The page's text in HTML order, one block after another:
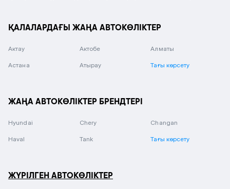
ҚАЛАЛАРДАҒЫ ЖАҢА АВТОКӨЛІКТЕР
Актау Актобе Алматы
Астана Атырау Тағы көрсету
ЖАҢА АВТОКӨЛІКТЕР БРЕНДТЕРІ
Hyundai Chery Changan
Haval Tank Тағы көрсету
ЖҮРІЛГЕН АВТОКӨЛІКТЕР